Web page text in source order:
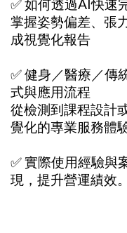
✅ 如何透過AI快速
掌握姿勢偏差、張
成視覺化報告
✅ 健身／醫療／傳
式與應用流程
從檢測到課程設計
覺化的專業服務體
✅ 實際使用經驗與
現，提升營運績效。